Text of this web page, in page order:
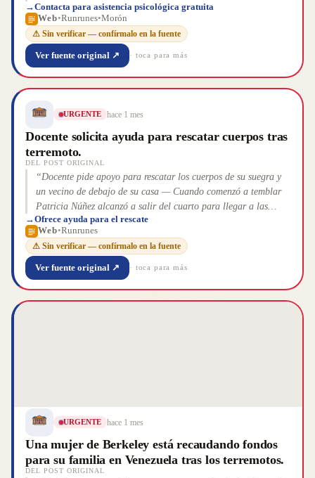
alianza con el Colegio de Psicólogos del estado para brindar
asistencia psicológica urgente y especializada a 147 niños,
niñas y adolescentes. El equipo de expertos busca contener los
síntomas de estrés postraumático, ansiedad y miedo
generalizado que [&#8230;] La entrada Atienden a 147 niños
→Contacta para asistencia psicológica gratuita
Web•Runrunes•Morón
⚠ Sin verificar — confírmalo en la fuente
Ver fuente original ↗ · toca para más
URGENTE hace 1 mes
Docente solicita ayuda para rescatar cuerpos tras
terremoto.
DEL POST ORIGINAL
“Docente pide apoyo para rescatar los cuerpos de su suegra y
un vecino de debajo de su casa — Cuando comenzó a temblar
Patricia Núñez alcanzó a salir del cuarto para llegar a las
escaleras de su casa, pero no lograba mantenerse en pie.
“Llegó un momento en el que sentí como un vacío”, recuerda
sobre el 24 de junio cuando los dos terremotos seguidos de
magnitud 7,2 y 7,5 estremecieron al país. [&#8230;] La entrada
Docente pide apoyo para rescatar los cuerpos de su suegra y un
→Ofrece ayuda para el rescate
Web•Runrunes
⚠ Sin verificar — confírmalo en la fuente
Ver fuente original ↗ · toca para más
URGENTE hace 1 mes
Una mujer de Berkeley está recaudando fondos
para su familia en Venezuela tras los terremotos.
DEL POST ORIGINAL